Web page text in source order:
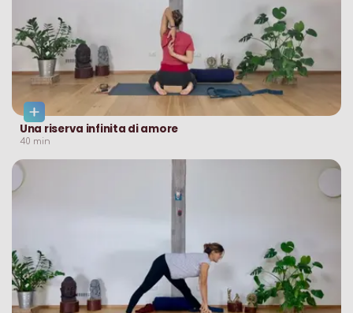
Una riserva infinita di amore
40 min